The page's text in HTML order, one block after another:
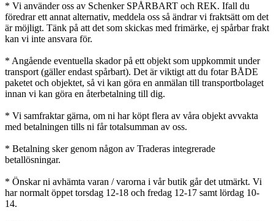
* Vi använder oss av Schenker SPÅRBART och REK. Ifall du
föredrar ett annat alternativ, meddela oss så ändrar vi fraktsätt om det
är möjligt. Tänk på att det som skickas med frimärke, ej spårbar frakt
kan vi inte ansvara för.
* Angående eventuella skador på ett objekt som uppkommit under
transport (gäller endast spårbart). Det är viktigt att du fotar BÅDE
paketet och objektet, så vi kan göra en anmälan till transportbolaget
innan vi kan göra en återbetalning till dig.
* Vi samfraktar gärna, om ni har köpt flera av våra objekt avvakta
med betalningen tills ni får totalsumman av oss.
* Betalning sker genom någon av Traderas integrerade
betallösningar.
* Önskar ni avhämta varan / varorna i vår butik går det utmärkt. Vi
har normalt öppet torsdag 12-18 och fredag 12-17 samt lördag 10-
14.